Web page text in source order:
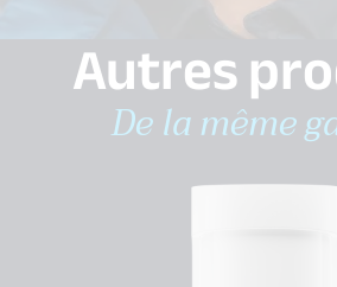
Autres
De la même